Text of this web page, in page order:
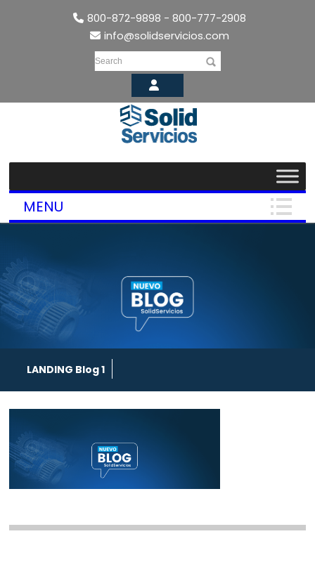
800-872-9898 - 800-777-2908
info@solidservicios.com
Search
MENU
LANDING Blog 1